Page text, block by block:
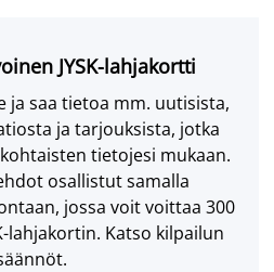
JYSK-lahjakortti
ja saa tietoa mm. uutisista,
ja tarjouksista, jotka
tietojesi mukaan.
osallistut samalla
jossa voit voittaa 300
lahjakortin. Katso kilpailun